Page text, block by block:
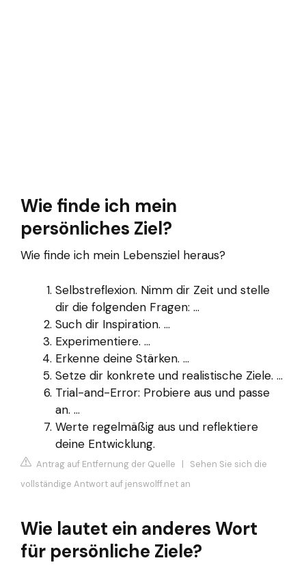
Wie finde ich mein
persönliches Ziel?
Wie finde ich mein Lebensziel heraus?
Selbstreflexion. Nimm dir Zeit und stelle
dir die folgenden Fragen: ...
Such dir Inspiration. ...
Experimentiere. ...
Erkenne deine Stärken. ...
Setze dir konkrete und realistische Ziele. ...
Trial-and-Error: Probiere aus und passe
an. ...
Werte regelmäßig aus und reflektiere
deine Entwicklung.
Antrag auf Entfernung der Quelle | Sehen Sie sich die
vollständige Antwort auf jenswolff.net an
Wie lautet ein anderes Wort
für persönliche Ziele?